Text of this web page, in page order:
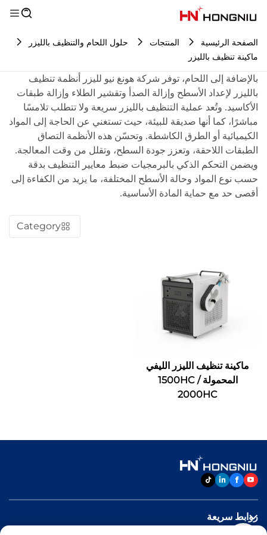
الصفحة الرئيسية المنتجات
حلول اللحام والتنظيف بالليزر
ماكينة تنظيف بالليزر
بالإضافة إلى اللحام، توفر شركة هونغ نيو لليزر أنظمة تنظيف
بالليزر لإعداد الأسطح وإزالة الصدأ وتقشير الطلاء وإزالة طبقات
الأكاسيد. وتُعد عملية التنظيف بالليزر سريعة ولا تتطلب تلامسًا
مباشرًا، كما أنها صديقة للبيئة، حيث تستغني عن الحاجة إلى المواد
الكيميائية أو الطرق الكاشطة. وتحسّن هذه الأنظمة التصاق
الطبقات اللاحقة، وتعزز جودة السطح، وتقلل من وقت المعالجة.
ويضمن التحكم الذكي بالبرمجيات ضبط معايير التنظيف بدقة
حسب نوع المواد وحالة الأسطح المختلفة، ما يزيد من الكفاءة إلى
أقصى حد مع حماية المادة الأساسية.
Category
ماكينة تنظيف الليزر الليفي
المحمولة 1500HC /
2000HC
روابط سريعة